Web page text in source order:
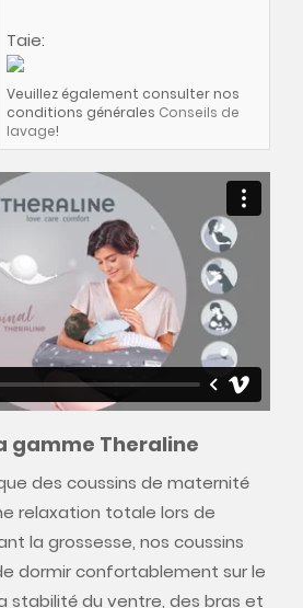
Taie:
Veuillez également consulter nos
conditions générales Conseils de
lavage!
gamme Theraline
des coussins de maternité
relaxation totale lors de
la grossesse, nos coussins
dormir confortablement sur le
stabilité du ventre, des bras et